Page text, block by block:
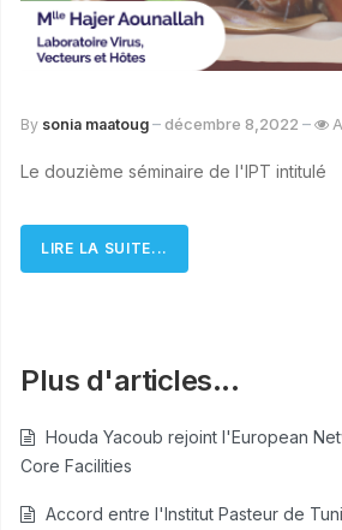
By sonia maatoug décembre 8,2022
Le douzième séminaire de l'IPT intitulé
LIRE LA SUITE...
Plus d'articles...
Houda Yacoub rejoint l'European
Core Facilities
Accord entre l'Institut Pasteur de